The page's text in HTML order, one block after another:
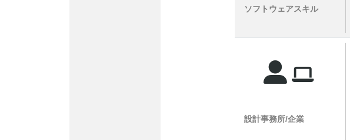
ソフトウェアスキル
設計事務所/企業